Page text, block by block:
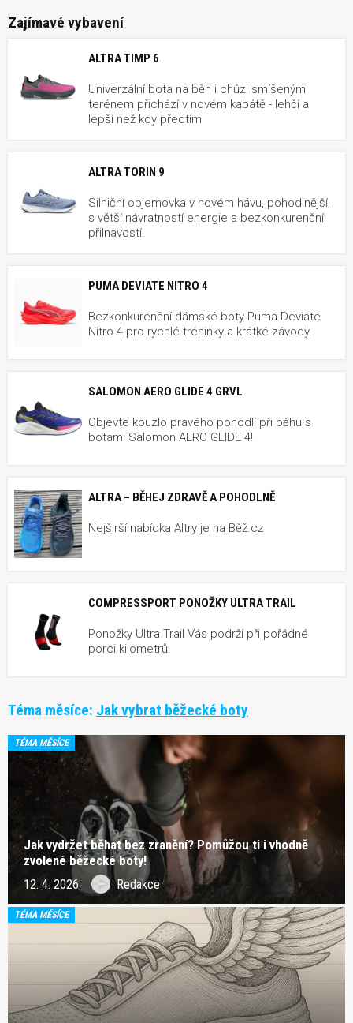
Zajímavé vybavení
ALTRA TIMP 6
Univerzální bota na běh i chůzi smíšeným
terénem přichází v novém kabátě - lehčí a
lepší než kdy předtím
ALTRA TORIN 9
Silniční objemovka v novém hávu, pohodlnější,
s větší návratností energie a bezkonkurenční
přilnavostí.
PUMA DEVIATE NITRO 4
Bezkonkurenční dámské boty Puma Deviate
Nitro 4 pro rychlé tréninky a krátké závody.
SALOMON AERO GLIDE 4 GRVL
Objevte kouzlo pravého pohodlí při běhu s
botami Salomon AERO GLIDE 4!
ALTRA – BĚHEJ ZDRAVĚ A POHODLNĚ
Nejširší nabídka Altry je na Běž.cz
COMPRESSPORT PONOŽKY ULTRA TRAIL
Ponožky Ultra Trail Vás podrží při pořádné
porci kilometrů!
Téma měsíce: Jak vybrat běžecké boty
TÉMA MĚSÍCE
Jak vydržet běhat bez zranění? Pomůžou ti i vhodně
zvolené běžecké boty!
12. 4. 2026 Redakce
TÉMA MĚSÍCE